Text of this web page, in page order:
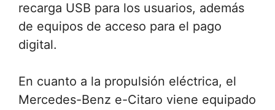
recarga USB para los usuarios, además
de equipos de acceso para el pago
digital.
En cuanto a la propulsión eléctrica, el
Mercedes-Benz e-Citaro viene equipado